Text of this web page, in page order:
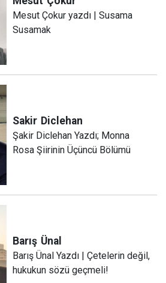
Mesut Çokur yazdı | Susama
Susamak
Sakir Diclehan
Şakir Diclehan Yazdı; Monna
Rosa Şiirinin Üçüncü Bölümü
Barış Ünal
Barış Ünal Yazdı | Çetelerin değil,
hukukun sözü geçmeli!